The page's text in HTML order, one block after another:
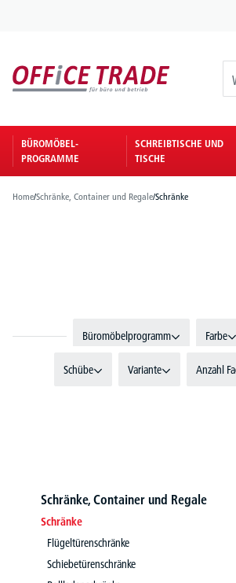
BÜROMÖBEL-
PROGRAMME
SCHREIBTISCHE UND
TISCHE
Home/Schränke, Container und Regale/Schränke
Büromöbelprogramm Farbe
Schübe Variante Anzahl
Schränke, Container und Regale
Schränke
Flügeltürenschränke
Schiebetürenschränke